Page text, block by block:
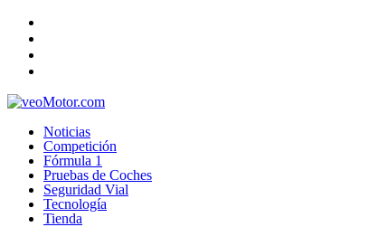
Noticias
Competición
Fórmula 1
Pruebas de Coches
Seguridad Vial
Tecnología
Tienda